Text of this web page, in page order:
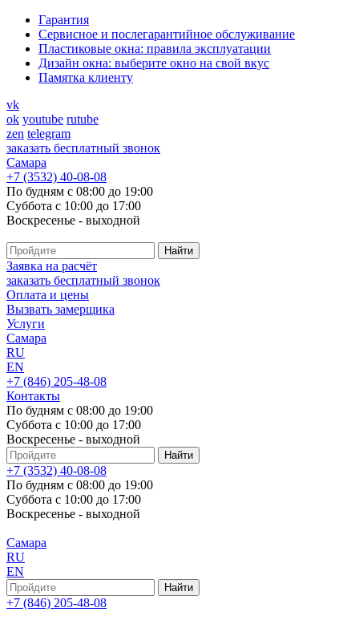
Гарантия
Cервисное и послегарантийное обслуживание
Пластиковые окна: правила эксплуатации
Дизайн окна: выберите окно на свой вкус
Памятка клиенту
vk
ok youtube rutube
zen telegram
заказать бесплатный звонок
Самара
+7 (3532) 40-08-08
По будням с 08:00 до 19:00
Суббота с 10:00 до 17:00
Воскресенье - выходной
Заявка на расчёт
заказать бесплатный звонок
Оплата и цены
Вызвать замерщика
Услуги
Самара
RU
EN
+7 (846) 205-48-08
Контакты
По будням с 08:00 до 19:00
Суббота с 10:00 до 17:00
Воскресенье - выходной
+7 (3532) 40-08-08
По будням с 08:00 до 19:00
Суббота с 10:00 до 17:00
Воскресенье - выходной
Самара
RU
EN
+7 (846) 205-48-08